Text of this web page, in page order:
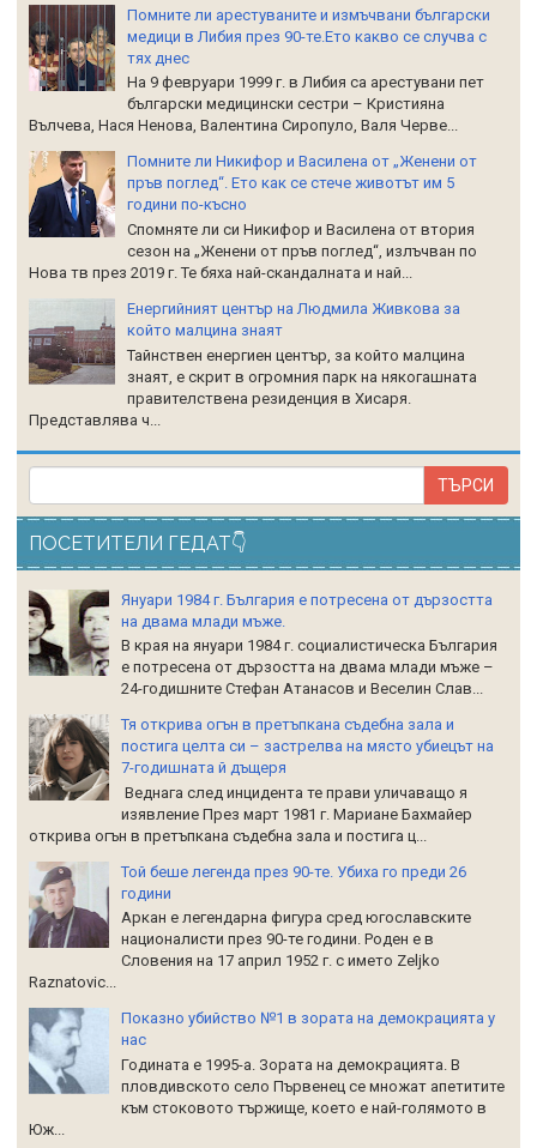
Помните ли арестуваните и измъчвани български
медици в Либия през 90-те.Ето какво се случва с
тях днес
На 9 февруари 1999 г. в Либия са арестувани пет
български медицински сестри – Кристияна
Вълчева, Нася Ненова, Валентина Сиропуло, Валя Черве...
Помните ли Никифор и Василена от „Женени от
пръв поглед“. Ето как се стече животът им 5
години по-късно
Спомняте ли си Никифор и Василена от втория
сезон на „Женени от пръв поглед“, излъчван по
Нова тв през 2019 г. Те бяха най-скандалната и най...
Енергийният център на Людмила Живкова за
който малцина знаят
Тайнствен енергиен център, за който малцина
знаят, е скрит в огромния парк на някогашната
правителствена резиденция в Хисаря.
Представлява ч...
ПОСЕТИТЕЛИ ГЕДАТ👇
Януари 1984 г. България е потресена от дързостта
на двама млади мъже.
В края на януари 1984 г. социалистическа България
е потресена от дързостта на двама млади мъже –
24-годишните Стефан Атанасов и Веселин Слав...
Тя открива огън в претъпкана съдебна зала и
постига целта си – застрелва на място убиецът на
7-годишната й дъщеря
Веднага след инцидента те прави уличаващо я
изявление През март 1981 г. Мариане Бахмайер
открива огън в претъпкана съдебна зала и постига ц...
Той беше легенда през 90-те. Убиха го преди 26
години
Аркан е легендарна фигура сред югославските
националисти през 90-те години. Роден е в
Словения на 17 април 1952 г. с името Zeljko
Raznatoviс...
Показно убийство №1 в зората на демокрацията у
нас
Годината е 1995-а. Зората на демокрацията. В
пловдивското село Първенец се множат апетитите
към стоковото тържище, което е най-голямото в
Юж...